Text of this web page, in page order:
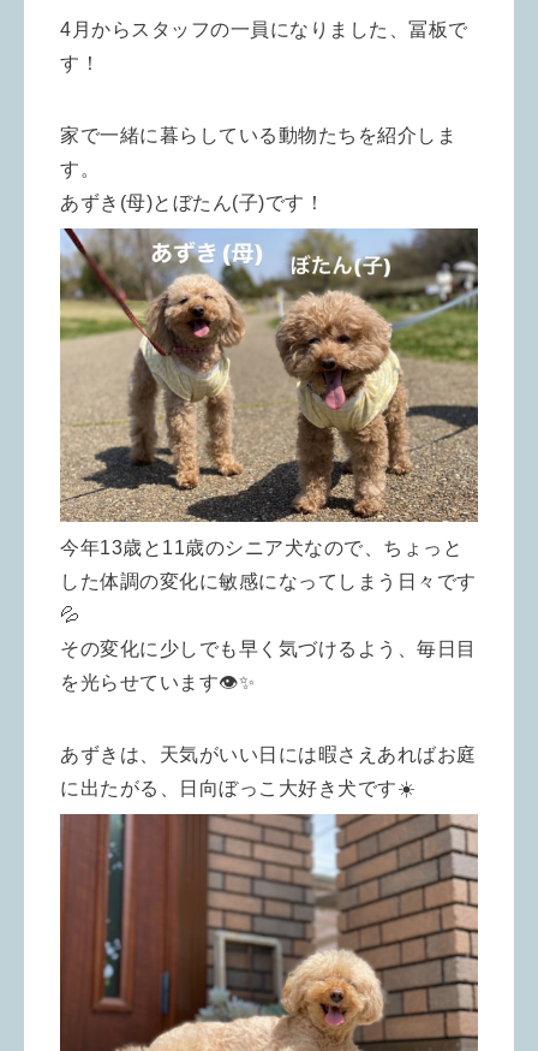
4月からスタッフの一員になりました、冨板で
す！
家で一緒に暮らしている動物たちを紹介しま
す。
あずき(母)とぼたん(子)です！
今年13歳と11歳のシニア犬なので、ちょっと
した体調の変化に敏感になってしまう日々です
💦
その変化に少しでも早く気づけるよう、毎日目
を光らせています👁✨
あずきは、天気がいい日には暇さえあればお庭
に出たがる、日向ぼっこ大好き犬です☀️